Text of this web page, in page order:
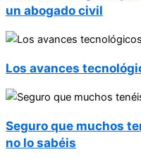
un abogado civil
Los avances
Seguro que muchos
no lo sabéis